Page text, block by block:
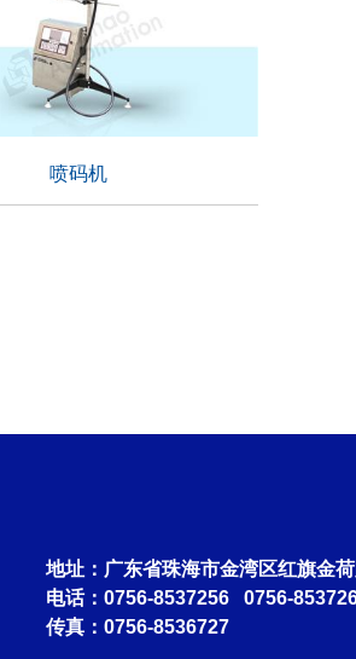
喷码机
地址：广东省珠海市金湾区红旗金
电话：0756-8537256 0756-
传真：0756-8536727